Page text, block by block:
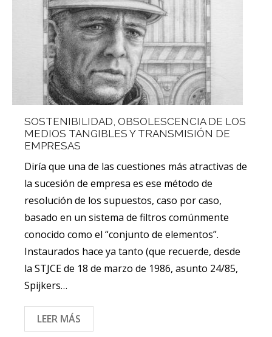
SOSTENIBILIDAD, OBSOLESCENCIA DE LOS
MEDIOS TANGIBLES Y TRANSMISIÓN DE
EMPRESAS
Diría que una de las cuestiones más atractivas de
la sucesión de empresa es ese método de
resolución de los supuestos, caso por caso,
basado en un sistema de filtros comúnmente
conocido como el “conjunto de elementos”.
Instaurados hace ya tanto (que recuerde, desde
la STJCE de 18 de marzo de 1986, asunto 24/85,
Spijkers…
LEER MÁS